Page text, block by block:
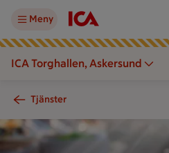
Meny
ICA Torghallen, Askersund
Tjänster
En uppdukning med sallader i